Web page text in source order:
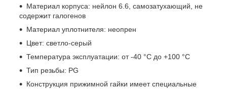
Материал корпуса: нейлон 6.6, самозатухающий, не
содержит галогенов
Материал уплотнителя: неопрен
Цвет: светло-серый
Температура эксплуатации: от -40 °С до +100 °С
Тип резьбы: PG
Конструкция прижимной гайки имеет специальные